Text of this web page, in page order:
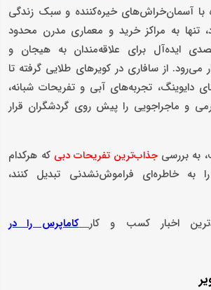
با آسمان‌خراش‌های خیره‌کننده و سبک زندگی
تنها به مراکز خرید و معماری مدرن محدود
ایده‌آل برای علاقه‌مندان به هیجان و
می‌رود. از سافاری در کویرهای طلایی گرفته تا
دایوینگ، تجربه‌های آبی و تفریحات شبانه،
و ماجراجویی را پیش روی گردشگران قرار
به بررسی جذاب‌ترین تفریحات دبی که هرکدام
به خاطره‌ای فراموش‌نشدنی تبدیل کنند،
اخبار کسب و کار
کاماپرس را در